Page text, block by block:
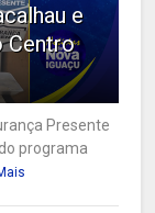
e
Centro
Presente
programa